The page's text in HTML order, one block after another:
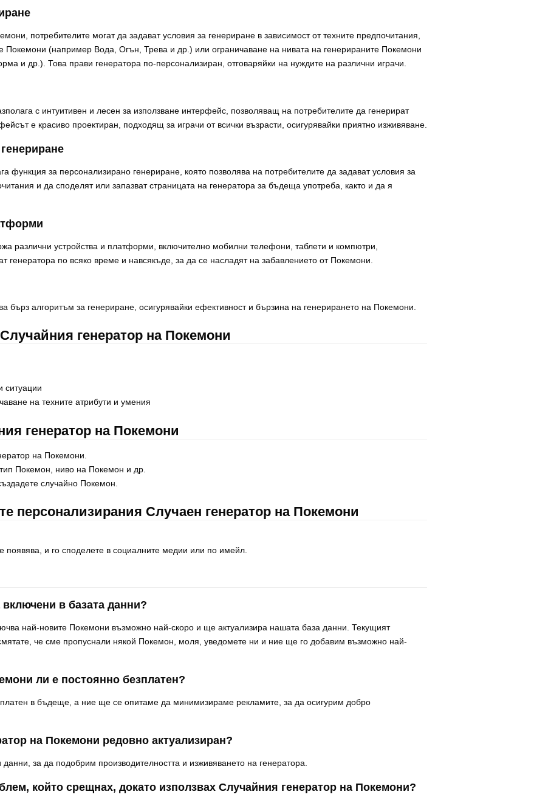
потребителите могат да задават условия за генериране в зависимост от техните предпочитания,
Покемони (например Вода, Огън, Трева и др.) или ограничаване на нивата на генерираните Покемони
и др.). Това прави генератора по-персонализиран, отговаряйки на нуждите на различни играчи.
с интуитивен и лесен за използване интерфейс, позволяващ на потребителите да генерират
е красиво проектиран, подходящ за играчи от всички възрасти, осигурявайки приятно изживяване.
функция за персонализирано генериране, която позволява на потребителите да задават условия за
и да споделят или запазват страницата на генератора за бъдеща употреба, както и да я
различни устройства и платформи, включително мобилни телефони, таблети и компютри,
генератора по всяко време и навсякъде, за да се насладят на забавлението от Покемони.
бърз алгоритъм за генериране, осигурявайки ефективност и бързина на генерирането на Покемони.
генератор на Покемони
ситуации
на техните атрибути и умения
генератор на Покемони
на Покемони.
Покемон, ниво на Покемон и др.
случайно Покемон.
персонализирания Случаен генератор на Покемони
появява, и го споделете в социалните медии или по имейл.
в базата данни?
най-новите Покемони възможно най-скоро и ще актуализира нашата база данни. Текущият
че сме пропуснали някой Покемон, моля, уведомете ни и ние ще го добавим възможно най-
ли е постоянно безплатен?
в бъдеще, а ние ще се опитаме да минимизираме рекламите, за да осигурим добро
на Покемони редовно актуализиран?
за да подобрим производителността и изживяването на генератора.
който срещнах, докато използвах Случайния генератор на Покемони?